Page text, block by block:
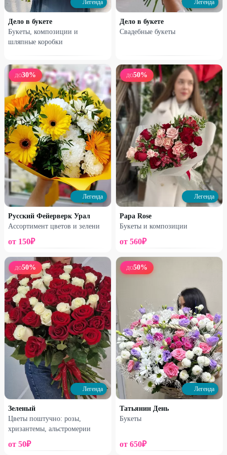
Набирает высоту
Коробочка с гипсофилой
1220₽1630₽
Набирает высоту
Букет из 7 французских роз
1700₽2540₽
25%
Набирает высоту
Сборный букет
2400₽3200 ₽
25%
Букет из 13 французских роз
2960₽3950₽
30% 25%
Набирает высоту
Легенда
Дело в букете
Букеты, композиции и
шляпные коробки
Легенда
Дело в букете
Свадебные букеты
ДО30%
Легенда
Русский Фейерверк Урал
Ассортимент цветов и зелени
от 150₽
ДО50%
Легенда
Papa Rose
Букеты и композиции
от 560₽
ДО50%
Легенда
Зеленый
Цветы поштучно: розы,
хризантемы, альстромерии
от 50₽
ДО50%
Легенда
Татьянин День
Букеты
от 650₽